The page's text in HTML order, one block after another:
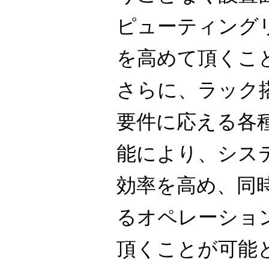
ピューティング
を高めて頂くこ
さらに、ラック
要件に応える各
能により、シス
効率を高め、同
るオペレーショ
頂くことが可能